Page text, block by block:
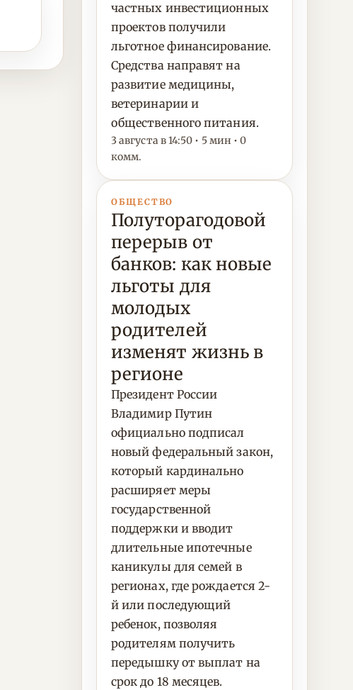
частных инвестиционных
проектов получили
льготное финансирование.
Средства направят на
развитие медицины,
ветеринарии и
общественного питания.
3 августа в 14:50 • 5 мин • 0
комм.
ОБЩЕСТВО
Полуторагодовой
перерыв от
банков: как новые
льготы для
молодых
родителей
изменят жизнь в
регионе
Президент России
Владимир Путин
официально подписал
новый федеральный закон,
который кардинально
расширяет меры
государственной
поддержки и вводит
длительные ипотечные
каникулы для семей в
регионах, где рождается 2-
й или последующий
ребенок, позволяя
родителям получить
передышку от выплат на
срок до 18 месяцев.